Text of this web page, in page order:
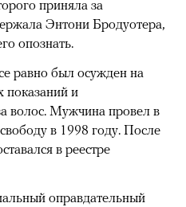
приняла за
Энтони Бродуотера,
опознать.
равно был осужден на
показаний и
волос. Мужчина провел в
в 1998 году. После
в реестре
оправдательный